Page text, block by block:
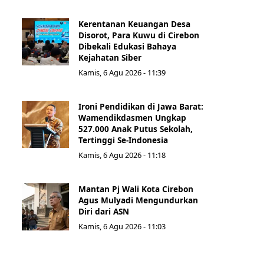
Kerentanan Keuangan Desa
Disorot, Para Kuwu di Cirebon
Dibekali Edukasi Bahaya
Kejahatan Siber
Kamis, 6 Agu 2026 - 11:39
Ironi Pendidikan di Jawa Barat:
Wamendikdasmen Ungkap
527.000 Anak Putus Sekolah,
Tertinggi Se-Indonesia
Kamis, 6 Agu 2026 - 11:18
Mantan Pj Wali Kota Cirebon
Agus Mulyadi Mengundurkan
Diri dari ASN
Kamis, 6 Agu 2026 - 11:03